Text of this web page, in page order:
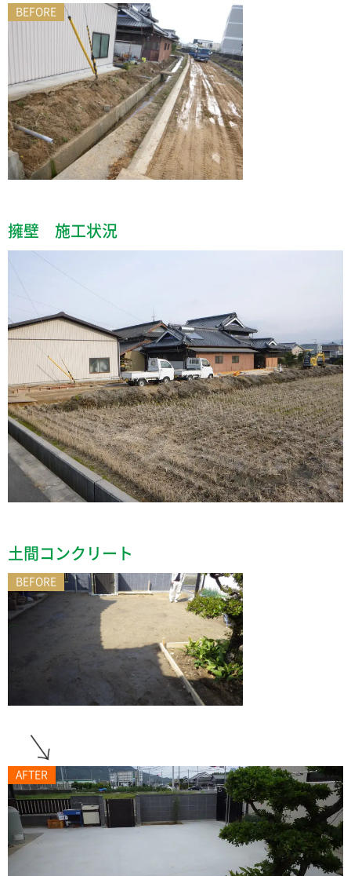
BEFORE
擁壁 施工状況
土間コンクリート
BEFORE
AFTER